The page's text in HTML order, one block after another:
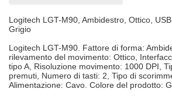
Logitech LGT-M90, Ambidestro, Ottico,
Grigio
Logitech LGT-M90. Fattore di forma:
rilevamento del movimento: Ottico,
tipo A, Risoluzione movimento: 1000 DPI,
premuti, Numero di tasti: 2, Tipo di
Alimentazione: Cavo. Colore del prodotto: